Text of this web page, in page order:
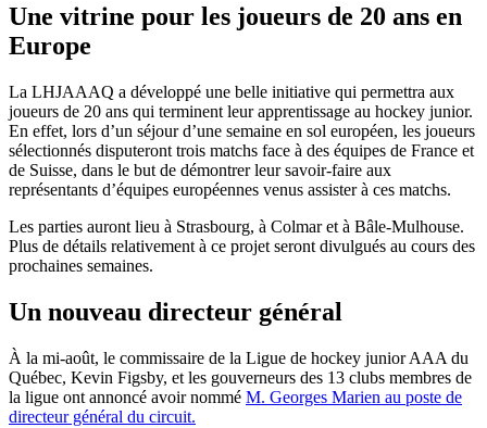
Une vitrine pour les joueurs de 20 ans en
Europe
La LHJAAAQ a développé une belle initiative qui permettra aux
joueurs de 20 ans qui terminent leur apprentissage au hockey junior.
En effet, lors d’un séjour d’une semaine en sol européen, les joueurs
sélectionnés disputeront trois matchs face à des équipes de France et
de Suisse, dans le but de démontrer leur savoir-faire aux
représentants d’équipes européennes venus assister à ces matchs.
Les parties auront lieu à Strasbourg, à Colmar et à Bâle-Mulhouse.
Plus de détails relativement à ce projet seront divulgués au cours des
prochaines semaines.
Un nouveau directeur général
À la mi-août, le commissaire de la Ligue de hockey junior AAA du
Québec, Kevin Figsby, et les gouverneurs des 13 clubs membres de
la ligue ont annoncé avoir nommé M. Georges Marien au poste de
directeur général du circuit.